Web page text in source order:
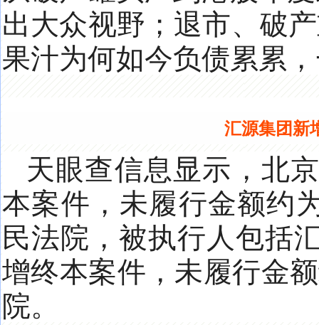
出大众视野；退市、破
果汁为何如今负债累累
汇源集团新
天眼查信息显示，北
本案件，未履行金额约
民法院，被执行人包括
增终本案件，未履行金
院。